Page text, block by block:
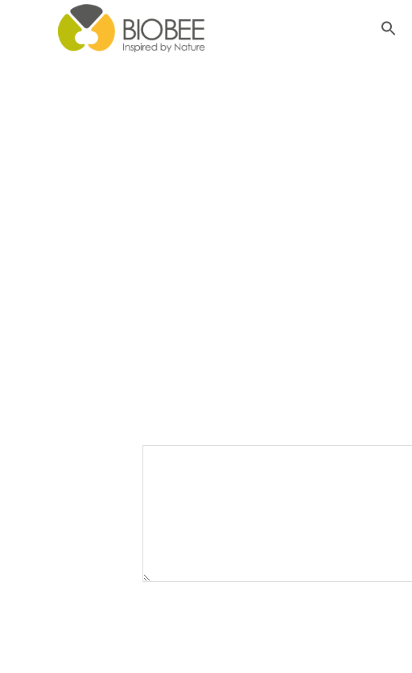
Search
for: